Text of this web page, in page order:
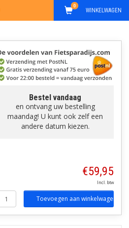
WINKELWAGEN
0
Bestel vandaag
en ontvang uw bestelling
maandag! U kunt ook zelf een
andere datum kiezen.
€59,95
Incl. btw
Toevoegen aan winkelwagen